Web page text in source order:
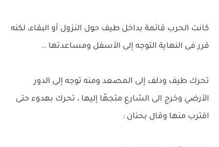
كانت الحرب قائمة بداخل طيف حول النزول أو البقاء، لكنه
قرر فى النهاية التوجه إلى الأسفل ومساعدتها ..
تحرك طيف ودلف إلى المصعد ومنه توجه إلى الدور
الأرضي وخرج الى الشارع متجهًا إليها ، تحرك بهدوء حتى
اقترب منها وقال بحنان :